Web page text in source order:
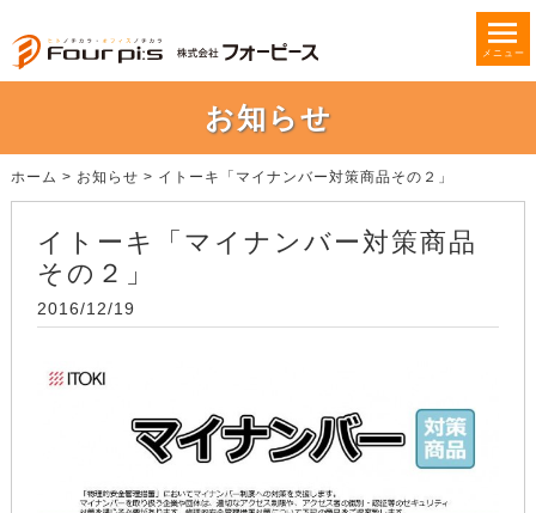
メニュー
お知らせ
ホーム > お知らせ > イトーキ「マイナンバー対策商品その２」
イトーキ「マイナンバー対策商品
その２」
2016/12/19